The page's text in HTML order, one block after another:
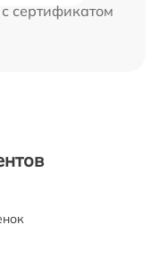
сертификатом